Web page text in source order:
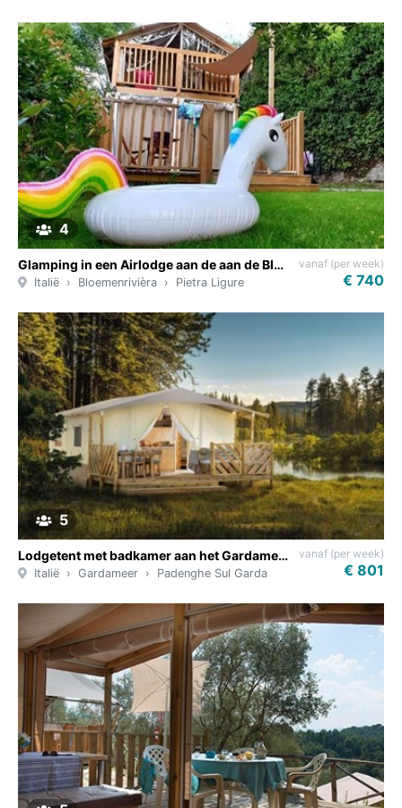
4
Glamping in een Airlodge aan de aan de Bloemenrivièra
Italië Bloemenrivièra Pietra Ligure
vanaf (per week)
€ 740
5
Lodgetent met badkamer aan het Gardameer
Italië Gardameer Padenghe Sul Garda
vanaf (per week)
€ 801